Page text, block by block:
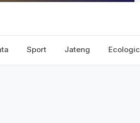
Sport Jateng Ecologic